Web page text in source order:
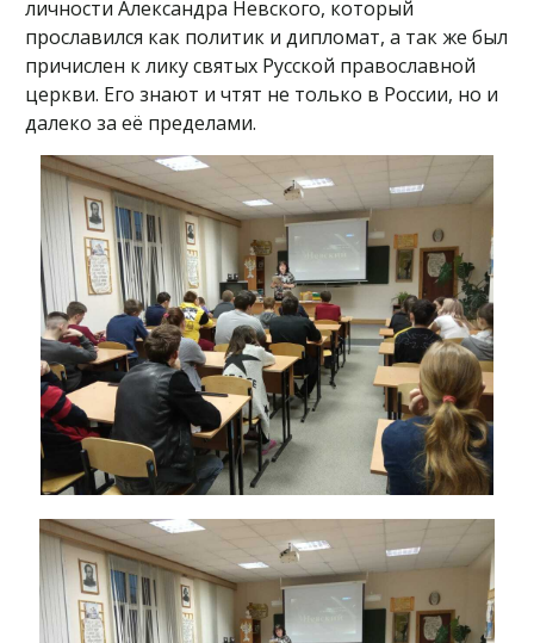
личности Александра Невского, который
прославился как политик и дипломат, а так же был
причислен к лику святых Русской православной
церкви. Его знают и чтят не только в России, но и
далеко за её пределами.